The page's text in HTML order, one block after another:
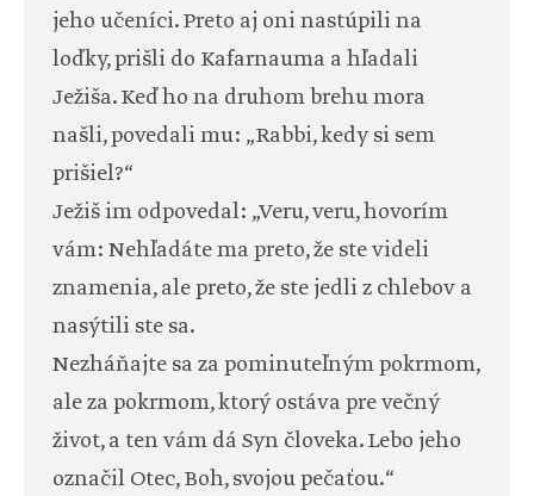
jeho učeníci. Preto aj oni nastúpili na
loďky, prišli do Kafarnauma a hľadali
Ježiša. Keď ho na druhom brehu mora
našli, povedali mu: „Rabbi, kedy si sem
prišiel?“
Ježiš im odpovedal: „Veru, veru, hovorím
vám: Nehľadáte ma preto, že ste videli
znamenia, ale preto, že ste jedli z chlebov a
nasýtili ste sa.
Nezháňajte sa za pominuteľným pokrmom,
ale za pokrmom, ktorý ostáva pre večný
život, a ten vám dá Syn človeka. Lebo jeho
označil Otec, Boh, svojou pečaťou.“